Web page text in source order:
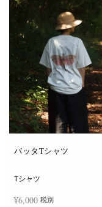
に
は
複
数
の
バ
リ
エ
ー
シ
ョ
ま
バッタTシャツ
Tシャツ
¥6,000 税別